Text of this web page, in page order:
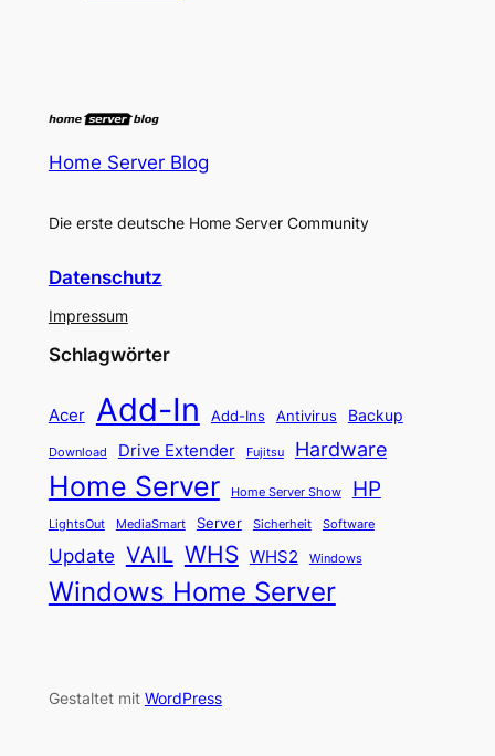
Home Server Blog
Die erste deutsche Home Server Community
Datenschutz
Impressum
Schlagwörter
Acer Add-In Add-Ins Antivirus Backup
Download Drive Extender Fujitsu Hardware
Home Server Home Server Show HP
LightsOut MediaSmart Server Sicherheit Software
Update VAIL WHS WHS2 Windows
Windows Home Server
Gestaltet mit WordPress